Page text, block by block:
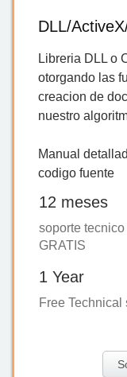
DLL/
Libreria DLL o
otorgando las
creacion de
nuestro
Manual
codigo fuente
12 meses
soporte tecnico
GRATIS
1 Year
Free Technical